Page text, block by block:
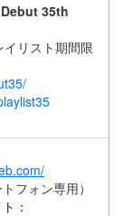
35th
リスト期間限
トフォン専用）
：